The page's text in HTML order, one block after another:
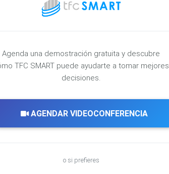
Agenda una demostración gratuita y descubre
TFC SMART puede ayudarte a tomar mejores
decisiones.
AGENDAR VIDEOCONFERENCIA
o si prefieres